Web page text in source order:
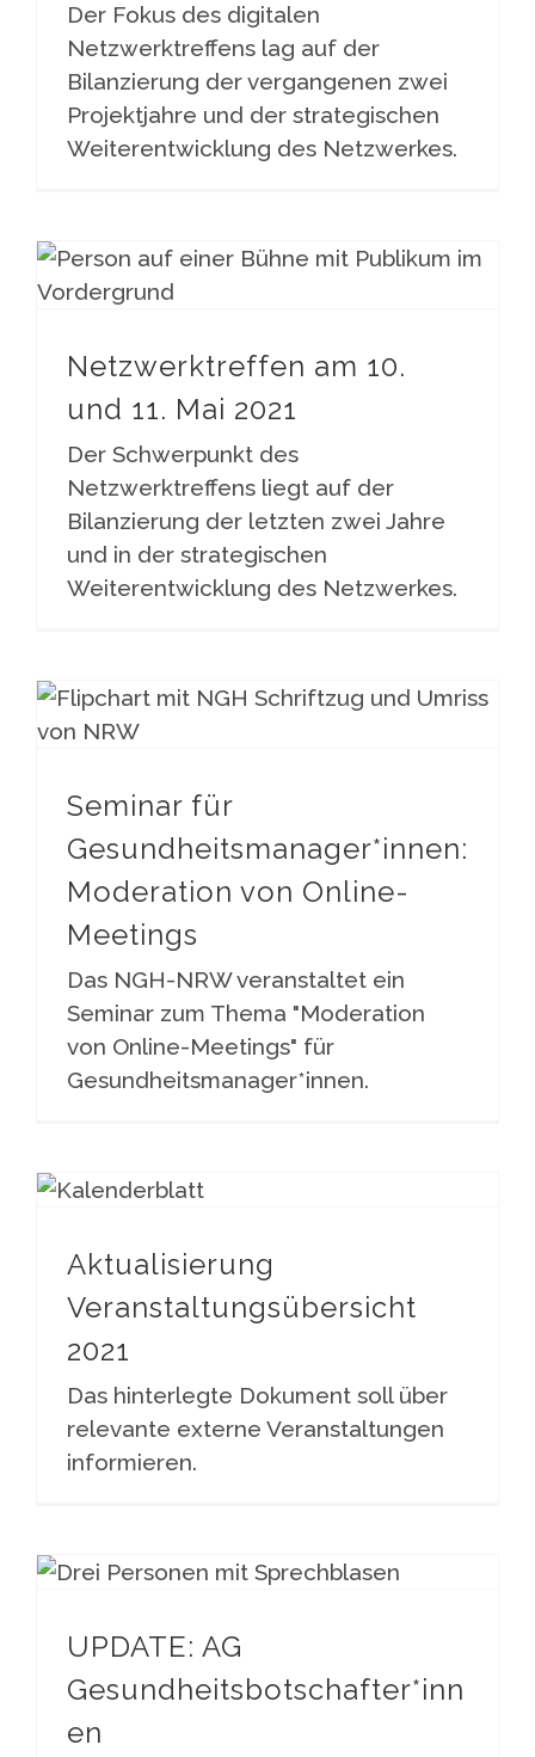
Der Fokus des digitalen
Netzwerktreffens lag auf der
Bilanzierung der vergangenen zwei
Projektjahre und der strategischen
Weiterentwicklung des Netzwerkes.
Netzwerktreffen am 10.
und 11. Mai 2021
Der Schwerpunkt des
Netzwerktreffens liegt auf der
Bilanzierung der letzten zwei Jahre
und in der strategischen
Weiterentwicklung des Netzwerkes.
Seminar für
Gesundheitsmanager*innen:
Moderation von Online-
Meetings
Das NGH-NRW veranstaltet ein
Seminar zum Thema "Moderation
von Online-Meetings" für
Gesundheitsmanager*innen.
Aktualisierung
Veranstaltungsübersicht
2021
Das hinterlegte Dokument soll über
relevante externe Veranstaltungen
informieren.
UPDATE: AG
Gesundheitsbotschafter*inn
en